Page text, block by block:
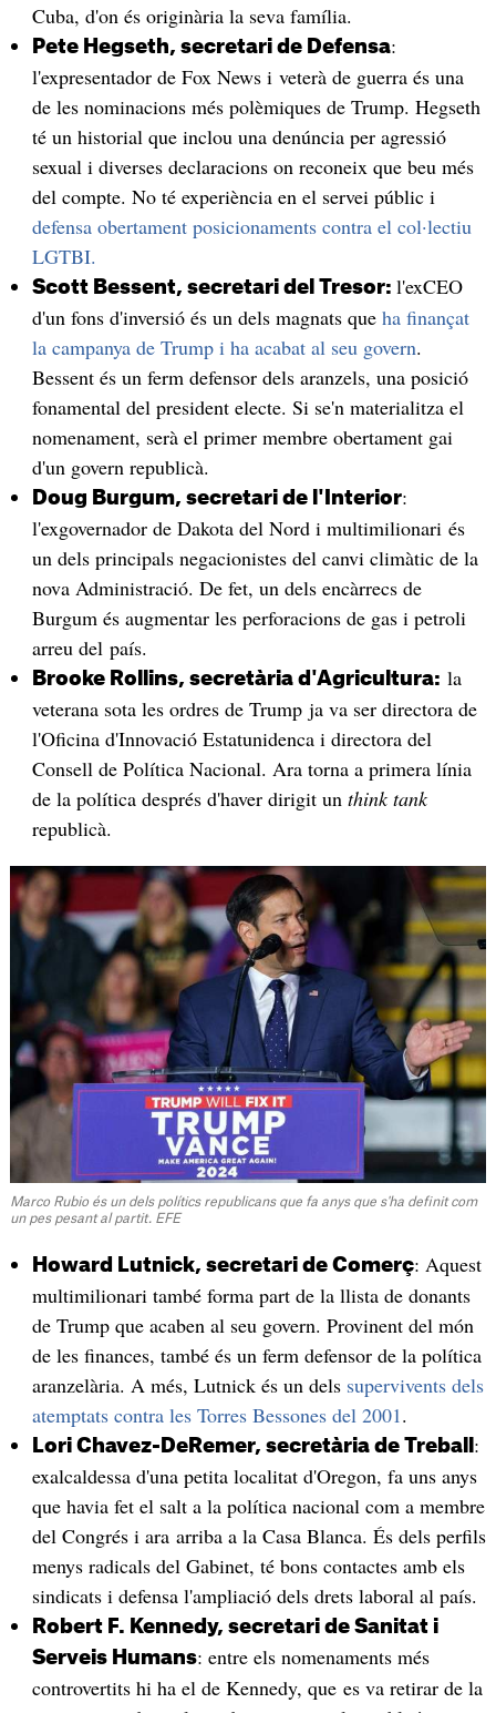
Cuba, d'on és originària la seva família.
Pete Hegseth, secretari de Defensa:
l'expresentador de Fox News i veterà de guerra és una
de les nominacions més polèmiques de Trump. Hegseth
té un historial que inclou una denúncia per agressió
sexual i diverses declaracions on reconeix que beu més
del compte. No té experiència en el servei públic i
defensa obertament posicionaments contra el col·lectiu
LGTBI.
Scott Bessent, secretari del Tresor: l'exCEO
d'un fons d'inversió és un dels magnats que ha finançat
la campanya de Trump i ha acabat al seu govern.
Bessent és un ferm defensor dels aranzels, una posició
fonamental del president electe. Si se'n materialitza el
nomenament, serà el primer membre obertament gai
d'un govern republicà.
Doug Burgum, secretari de l'Interior:
l'exgovernador de Dakota del Nord i multimilionari és
un dels principals negacionistes del canvi climàtic de la
nova Administració. De fet, un dels encàrrecs de
Burgum és augmentar les perforacions de gas i petroli
arreu del país.
Brooke Rollins, secretària d'Agricultura: la
veterana sota les ordres de Trump ja va ser directora de
l'Oficina d'Innovació Estatunidenca i directora del
Consell de Política Nacional. Ara torna a primera línia
de la política després d'haver dirigit un think tank
republicà.
Marco Rubio és un dels polítics republicans que fa anys que s'ha definit com
un pes pesant al partit. EFE
Howard Lutnick, secretari de Comerç: Aquest
multimilionari també forma part de la llista de donants
de Trump que acaben al seu govern. Provinent del món
de les finances, també és un ferm defensor de la política
aranzelària. A més, Lutnick és un delssupervivents dels
atemptats contra les Torres Bessones del 2001.
Lori Chavez-DeRemer, secretària de Treball :
exalcaldessa d'una petita localitat d'Oregon, fa uns anys
que havia fet el salt a la política nacional com a membre
del Congrés i ara arriba a la Casa Blanca. És dels perfils
menys radicals del Gabinet, té bons contactes amb els
sindicats i defensa l'ampliació dels drets laboral al país.
Robert F. Kennedy, secretari de Sanitat i
Serveis Humans: entre els nomenaments més
controvertits hi ha el de Kennedy, que es va retirar de la